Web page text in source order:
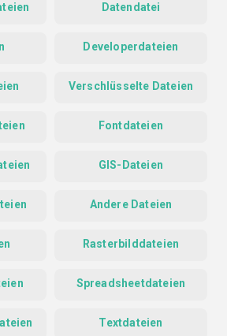
Datendatei
Developerdateien
Verschlüsselte Dateien
Fontdateien
GIS-Dateien
Andere Dateien
Rasterbilddateien
Spreadsheetdateien
Textdateien